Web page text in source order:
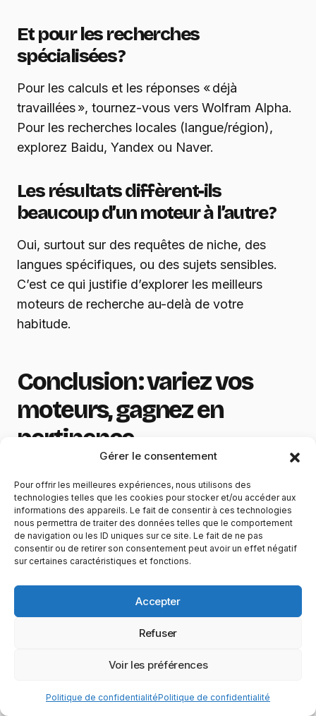
Gérer le consentement
Pour offrir les meilleures expériences, nous utilisons des
technologies telles que les cookies pour stocker et/ou accéder aux
informations des appareils. Le fait de consentir à ces technologies
nous permettra de traiter des données telles que le comportement
de navigation ou les ID uniques sur ce site. Le fait de ne pas
consentir ou de retirer son consentement peut avoir un effet négatif
sur certaines caractéristiques et fonctions.
Accepter
Refuser
Voir les préférences
Politique de confidentialitéPolitique de confidentialité
Et pour les recherches
spécialisées ?
Pour les calculs et les réponses « déjà
travaillées », tournez-vous vers Wolfram Alpha.
Pour les recherches locales (langue/région),
explorez Baidu, Yandex ou Naver.
Les résultats diffèrent-ils
beaucoup d’un moteur à l’autre ?
Oui, surtout sur des requêtes de niche, des
langues spécifiques, ou des sujets sensibles.
C’est ce qui justifie d’explorer les meilleurs
moteurs de recherche au-delà de votre
habitude.
Conclusion : variez vos
moteurs, gagnez en
pertinence
Au quotidien, nous tapons nos requêtes sans y
penser. Pourtant, choisir parmi les meilleurs
moteurs de recherche peut changer votre
rapport à l’information : plus de pertinence, plus
de contrôle, et parfois un impact positif
La stratégie gagnante : un moteur généraliste
pour la vitesse, un ou deux moteurs alternatifs
pour la confidentialité et les usages spécifiques,
résultats et adoptez la combinaison qui vous